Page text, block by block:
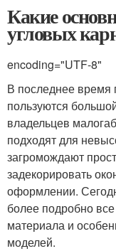
Какие
угловых
encoding="UTF-8"
В последнее время
пользуются
владельцев
подходят для
загромождают
задекорировать
оформлении.
более подробно
материала и
моделей.